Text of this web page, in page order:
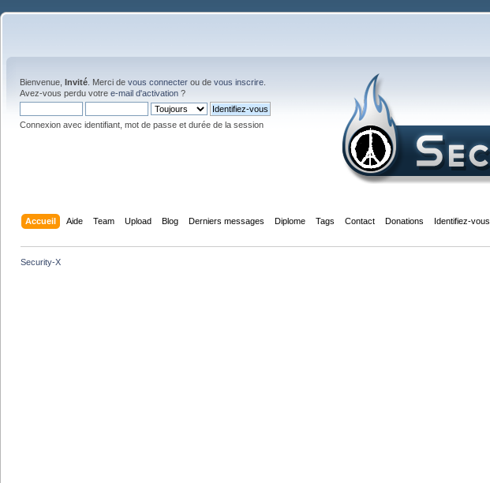
Bienvenue, Invité . Merci de vous connecter ou de vous inscrire
Avez-vous perdu votre e-mail d'activation ?
Connexion avec identifiant, mot de passe et durée de la session
Accueil Aide Team Upload Blog Derniers messages Diplome Tags Contact Donations Identifiez-vous
Security-X